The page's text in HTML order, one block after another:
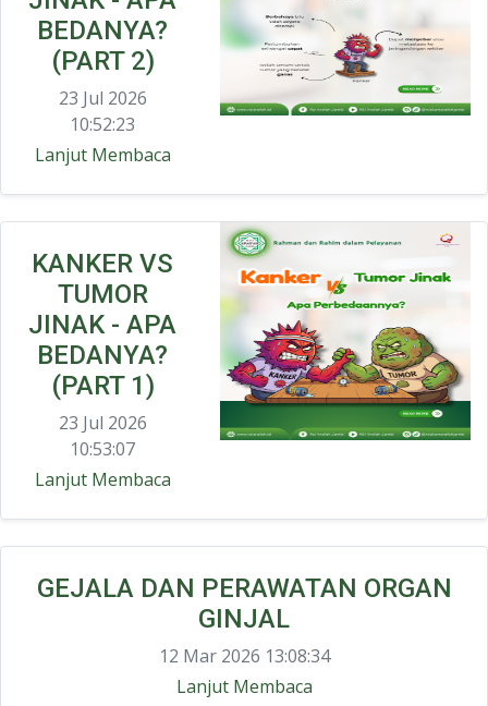
BEDANYA?
(PART 2)
23 Jul 2026
10:52:23
Lanjut Membaca
KANKER VS
TUMOR
JINAK - APA
BEDANYA?
(PART 1)
23 Jul 2026
10:53:07
Lanjut Membaca
GEJALA DAN PERAWATAN ORGAN
GINJAL
12 Mar 2026 13:08:34
Lanjut Membaca